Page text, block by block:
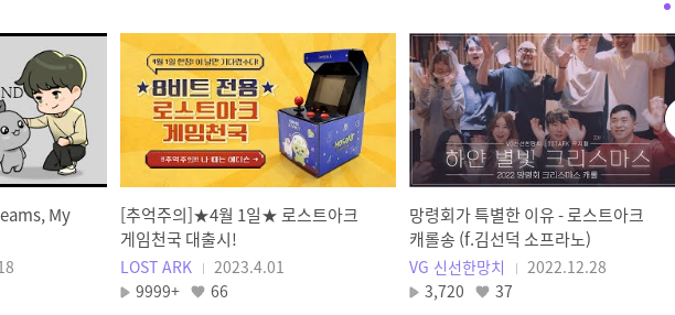
16강 GROUP B 최종전 VOD |
Dino vs. 럼블러
LOST ARK
[로스트아크] 2022 로열 로더스 –
16강 GROUP D 최종전 VOD |
루메장인망고 vs. 파이리
LOST ARK
[로스트아크] 2022 로열 로더스 –
8강 GROUP B 패자전 VOD |
에이징커브 vs. 신보넬라퍼샷
LOST ARK
My
[추억주의]★4월 1일★ 로스트아크
게임천국 대출시!
LOST ARK
2023.4.01
9999+
66
망령회가 특별한 이유 - 로스트아크
캐롤송 (f.김선덕 소프라노)
VG 신선한망치
2022.12.28
3,720
37